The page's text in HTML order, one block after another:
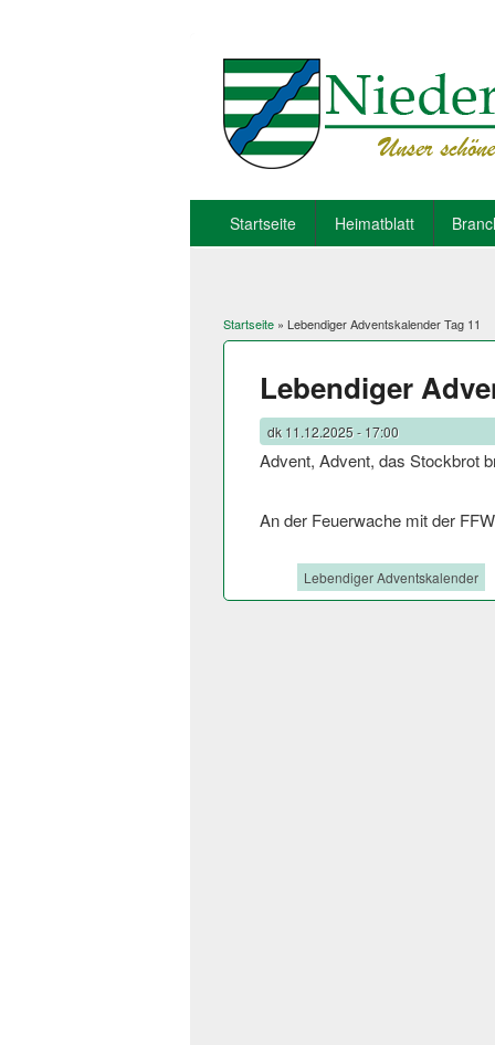
Startseite Heimatblatt
Sie sind hier
Startseite » Lebendiger Adventskalender Tag 11
Lebendiger
dk 11.12.2025 - 17:00
Advent, Advent, das Stockbrot
An der Feuerwache mit der FFW
Lebendiger Adventskalender